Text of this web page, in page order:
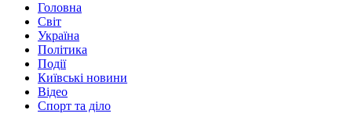
Головна
Світ
Україна
Політика
Події
Київські новини
Відео
Спорт та діло